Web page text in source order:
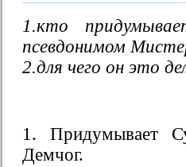
1.кто
псевдонимом
2.для чего он это
1. Придумывает
Демчог.